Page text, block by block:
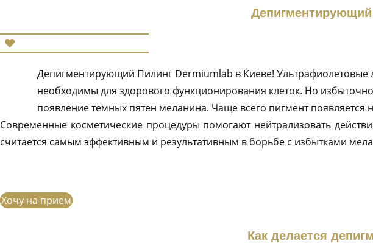
Депигментирующий Пилинг Dermiumlab в Киеве!
необходимы для здорового функционирования клеток. Но
появление темных пятен меланина. Чаще всего пигмент появляется
Современные косметические процедуры помогают нейтрализовать
считается самым эффективным и результативным в борьбе с избытками
Хочу на прием
Как делается